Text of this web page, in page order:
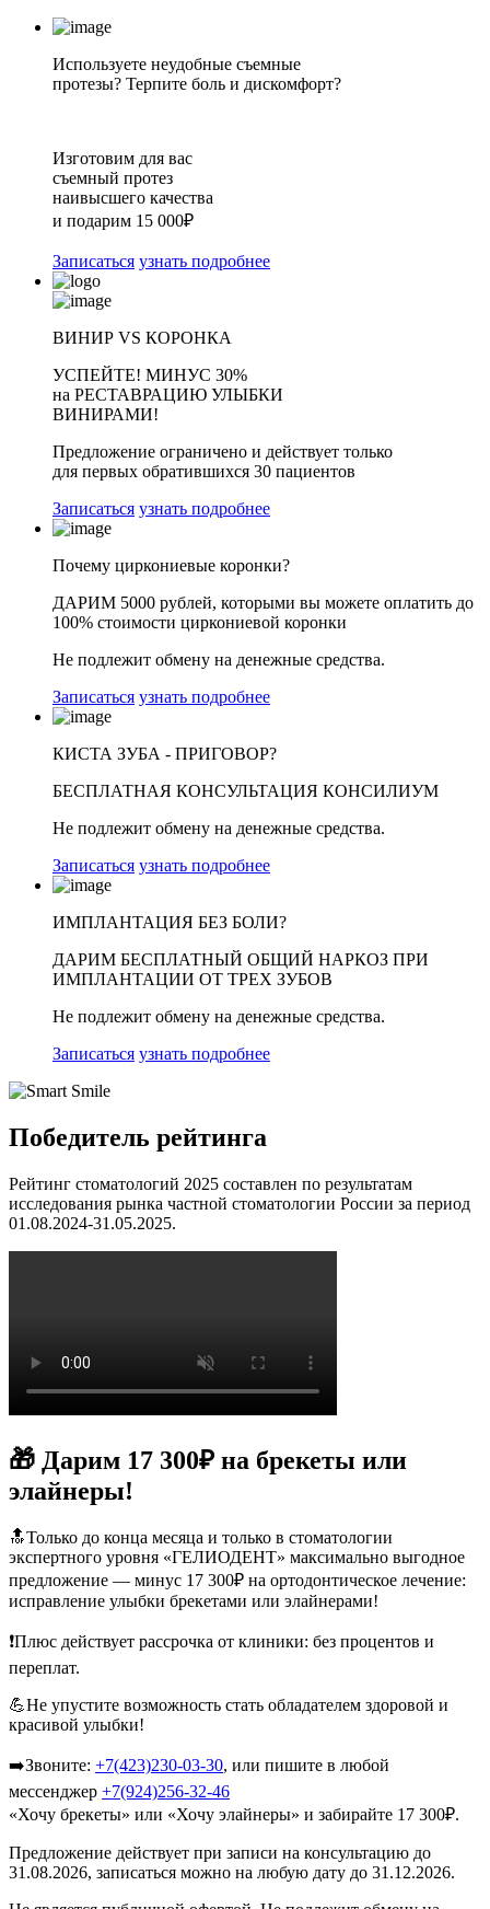
Используете неудобные съемные
протезы? Терпите боль и дискомфорт?
Изготовим для вас
съемный протез
наивысшего качества
и подарим 15 000₽
Записаться узнать подробнее
ВИНИР VS КОРОНКА
УСПЕЙТЕ! МИНУС 30%
на РЕСТАВРАЦИЮ УЛЫБКИ
ВИНИРАМИ!
Предложение ограничено и действует только
для первых обратившихся 30 пациентов
Записаться узнать подробнее
Почему циркониевые коронки?
ДАРИМ 5000 рублей, которыми вы можете оплатить до
100% стоимости циркониевой коронки
Не подлежит обмену на денежные средства.
Записаться узнать подробнее
КИСТА ЗУБА - ПРИГОВОР?
БЕСПЛАТНАЯ КОНСУЛЬТАЦИЯ КОНСИЛИУМ
Не подлежит обмену на денежные средства.
Записаться узнать подробнее
ИМПЛАНТАЦИЯ БЕЗ БОЛИ?
ДАРИМ БЕСПЛАТНЫЙ ОБЩИЙ НАРКОЗ ПРИ
ИМПЛАНТАЦИИ ОТ ТРЕХ ЗУБОВ
Не подлежит обмену на денежные средства.
Записаться узнать подробнее
Победитель рейтинга
Рейтинг стоматологий 2025 составлен по результатам
исследования рынка частной стоматологии России за период
01.08.2024-31.05.2025.
🎁 Дарим 17 300₽ на брекеты или
элайнеры!
🔝Только до конца месяца и только в стоматологии
экспертного уровня «ГЕЛИОДЕНТ» максимально выгодное
предложение — минус 17 300₽ на ортодонтическое лечение:
исправление улыбки брекетами или элайнерами!
❗️Плюс действует рассрочка от клиники: без процентов и
переплат.
💪Не упустите возможность стать обладателем здоровой и
красивой улыбки!
➡️Звоните: +7(423)230-03-30, или пишите в любой
мессенджер +7(924)256-32-46
«Хочу брекеты» или «Хочу элайнеры» и забирайте 17 300₽.
Предложение действует при записи на консультацию до
31.08.2026, записаться можно на любую дату до 31.12.2026.